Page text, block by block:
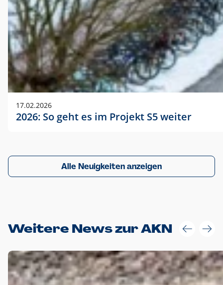
17.02.2026
2026: So geht es im Projekt S5 weiter
Alle Neuigkeiten anzeigen
Weitere News zur AKN